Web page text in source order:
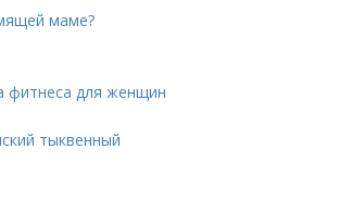
маме?
фитнеса для женщин
тыквенный